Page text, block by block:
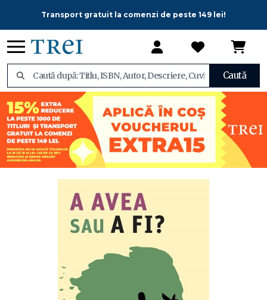
Transport gratuit la comenzi de peste 149 lei!
Caută